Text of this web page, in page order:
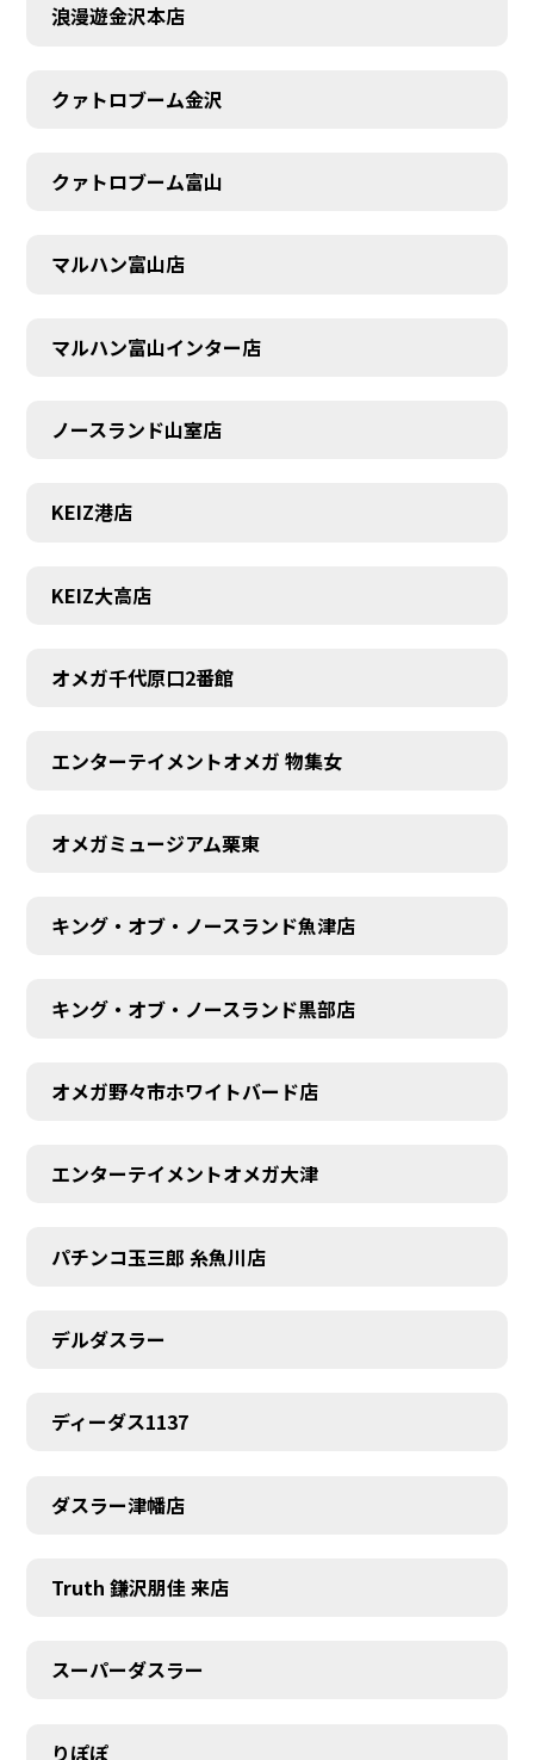
浪漫遊金沢本店
クァトロブーム金沢
クァトロブーム富山
マルハン富山店
マルハン富山インター店
ノースランド山室店
KEIZ港店
KEIZ大高店
オメガ千代原口2番館
エンターテイメントオメガ 物集女
オメガミュージアム栗東
キング・オブ・ノースランド魚津店
キング・オブ・ノースランド黒部店
オメガ野々市ホワイトバード店
エンターテイメントオメガ大津
パチンコ玉三郎 糸魚川店
デルダスラー
ディーダス1137
ダスラー津幡店
Truth 鎌沢朋佳 来店
スーパーダスラー
りぽぽ